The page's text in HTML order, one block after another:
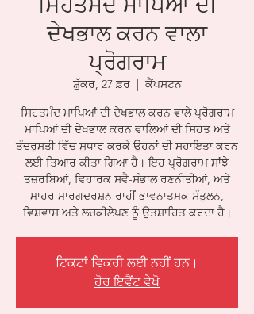
ਦੇਖਭਾਲ ਕਰਨ ਵਾਲਾ
ਪ੍ਰੋਗਰਾਮ
ਸ਼ੁੱਕਰ, 27 ਫ਼ਰ
  |
ਕੈਂਪਸਟਨ
ਸਿਹਤਮੰਦ ਮਾਪਿਆਂ ਦੀ ਦੇਖਭਾਲ ਕਰਨ ਵਾਲੇ ਪ੍ਰੋਗਰਾਮ
ਮਾਪਿਆਂ ਦੀ ਦੇਖਭਾਲ ਕਰਨ ਵਾਲਿਆਂ ਦੀ ਸਿਹਤ ਅਤੇ
ਤੰਦਰੁਸਤੀ ਵਿੱਚ ਸੁਧਾਰ ਕਰਕੇ ਉਹਨਾਂ ਦੀ ਸਹਾਇਤਾ ਕਰਨ
ਲਈ ਤਿਆਰ ਕੀਤਾ ਗਿਆ ਹੈ। ਇਹ ਪ੍ਰੋਗਰਾਮ ਸਾਂਝੇ
ਤਜ਼ਰਬਿਆਂ, ਵਿਹਾਰਕ ਸਵੈ-ਸੰਭਾਲ ਰਣਨੀਤੀਆਂ, ਅਤੇ
ਮਾਹਰ ਮਾਰਗਦਰਸ਼ਨ ਰਾਹੀਂ ਭਾਵਨਾਤਮਕ ਸੰਤੁਲਨ,
ਵਿਸ਼ਵਾਸ ਅਤੇ ਲਚਕੀਲੇਪਣ ਨੂੰ ਉਤਸ਼ਾਹਿਤ ਕਰਦਾ ਹੈ।
ਟਿਕਟਾਂ ਵਿਕਰੀ ਲਈ ਨਹੀਂ ਹਨ।
ਹੋਰ ਇਵੈਂਟ ਵੇਖੋ